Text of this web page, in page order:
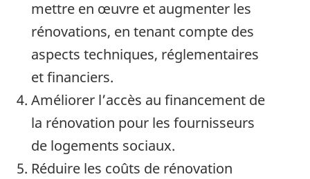
mettre en œuvre et augmenter les
rénovations, en tenant compte des
aspects techniques, réglementaires
et financiers.
Améliorer l’accès au financement de
la rénovation pour les fournisseurs
de logements sociaux.
Réduire les coûts de rénovation